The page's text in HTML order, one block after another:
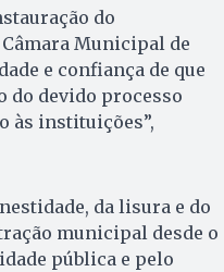
do
Municipal de
e confiança de que
do devido processo
às instituições”,
da lisura e do
municipal desde o
pública e pelo